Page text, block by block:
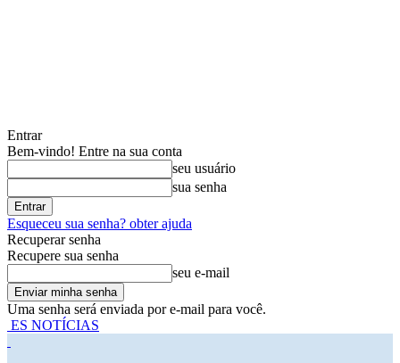
Entrar
Bem-vindo! Entre na sua conta
seu usuário
sua senha
Esqueceu sua senha? obter ajuda
Recuperar senha
Recupere sua senha
seu e-mail
Uma senha será enviada por e-mail para você.
ES NOTÍCIAS